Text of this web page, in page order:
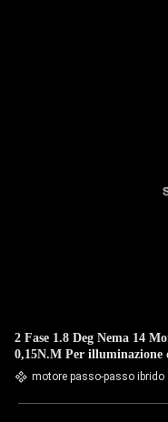
2 Fase 1.8 Deg Nema 14
0,15N.M Per illuminazione
motore passo-passo ibrido